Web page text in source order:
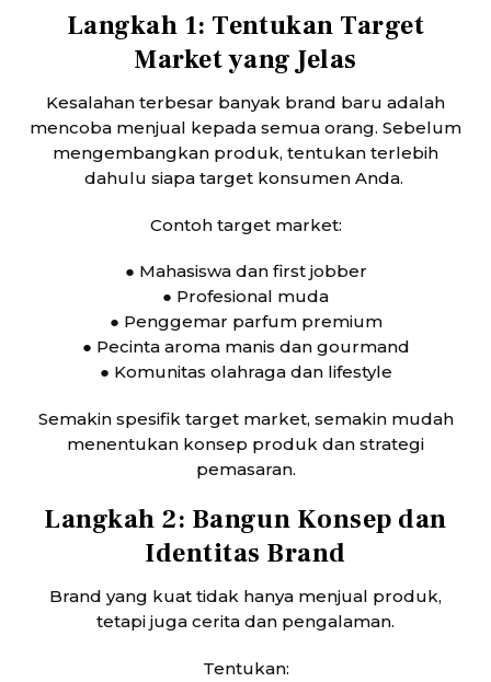
Langkah 1: Tentukan Target
Market yang Jelas
Kesalahan terbesar banyak brand baru adalah
mencoba menjual kepada semua orang. Sebelum
mengembangkan produk, tentukan terlebih
dahulu siapa target konsumen Anda.
Contoh target market:
● Mahasiswa dan first jobber
● Profesional muda
● Penggemar parfum premium
● Pecinta aroma manis dan gourmand
● Komunitas olahraga dan lifestyle
Semakin spesifik target market, semakin mudah
menentukan konsep produk dan strategi
pemasaran.
Langkah 2: Bangun Konsep dan
Identitas Brand
Brand yang kuat tidak hanya menjual produk,
tetapi juga cerita dan pengalaman.
Tentukan: